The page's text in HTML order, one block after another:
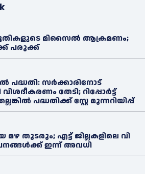
മിസൈൽ ആക്രമണം;
പരുക്ക്
പദ്ധതി: സർക്കാരിനോട്
തേടി; റിപ്പോർട്ട്
പദ്ധതിക്ക് സ്റ്റേ മുന്നറിയിപ്പ്
തുടരും; എട്ട് ജി​ല്ല​ക​ളി​ലെ വി​
ഇ​ന്ന് അ​വ​ധി